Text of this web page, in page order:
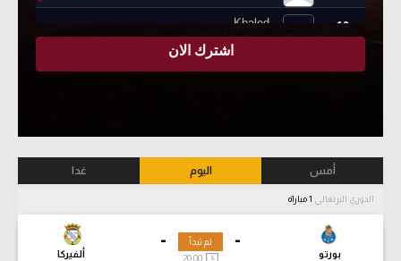
أمس اليوم غدا
الدوري البرتغالي
-
بورتو
-
ألفيركا
لم تبدأ